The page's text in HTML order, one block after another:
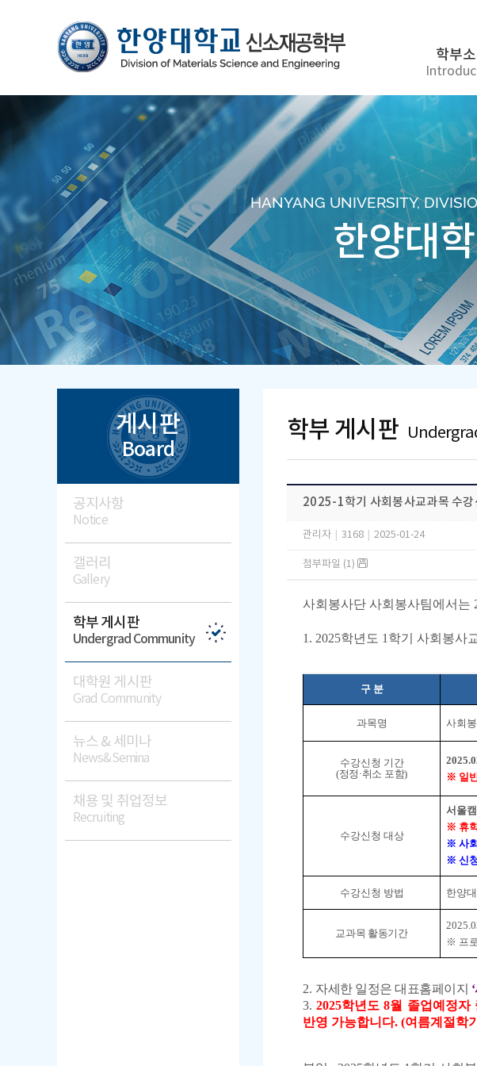
학부소
HANYANG UNIVERSITY,
한양대
게시판
Board
공지사항
Notice
갤러리
Gallery
학부 게시판
Undergrad Community
대학원 게시판
Grad Community
뉴스 & 세미나
News&Semina
채용 및 취업정보
Recruiting
학부 게시판
2025-1학기 사회봉사교과목 수강
관리자 3168 2025-01-24
첨부파일 (1)
사회봉사단 사회봉사팀에서는
1. 2025학년도 1학기 사회봉사
구 분
과목명 사회
수강신청 기간
(정정·취소 포함)
※ 일
수강신청 대상
서울
※ 휴
※ 사
※ 신
수강신청 방법 한양
교과목 활동기간
※ 프
2. 자세한 일정은 대표홈페이지
3. 2025학년도 8월 졸업예정
반영 가능합니다. (여름계절학